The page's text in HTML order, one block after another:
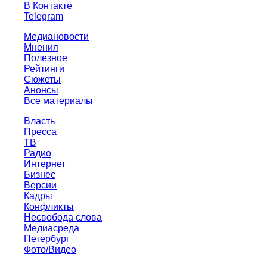
В Контакте
Telegram
Медиановости
Мнения
Полезное
Рейтинги
Сюжеты
Анонсы
Все материалы
Власть
Пресса
ТВ
Радио
Интернет
Бизнес
Версии
Кадры
Конфликты
Несвобода слова
Медиасреда
Петербург
Фото/Видео